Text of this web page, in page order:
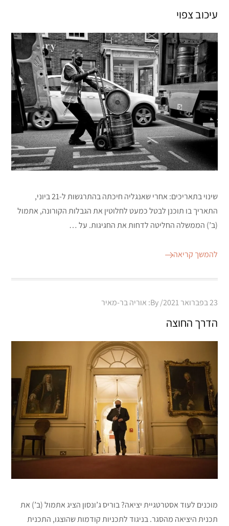
עיכוב צפוי
שינוי בתאריכים: אחרי שאנגליה חיכתה בהתרגשות ל-21 ביוני,
התאריך בו תוכנן לבטל כמעט לחלוטין את הגבלות הקורונה, אתמול
(ב’) הממשלה החליטה לדחות את החגיגות. על …
להמשך קריאה
Posted
23 בפברואר 2021 By: אוריה בר-מאיר
הדרך החוצה
מוכנים לעוד אסטרטגיית יציאה? בוריס ג’ונסון הציג אתמול (ב’) את
תכנית היציאה מהסגר. בניגוד לתכניות קודמות שהוצגו, התכנית